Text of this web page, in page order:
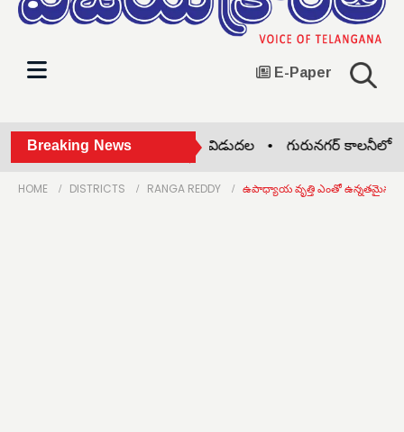
E-Paper
Breaking News
రెండవ సెమిస్టర్ పరీక్షల తేదీల విడుదల •గురునగర్ కాలనీలో
HOME DISTRICTS RANGA REDDY ఉపాధ్యాయ వృత్తి ఎంతో ఉన్నతమైనది